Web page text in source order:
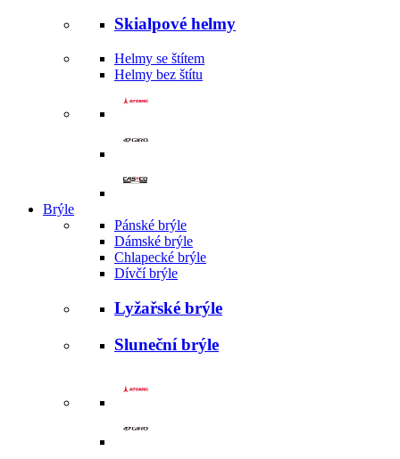
Skialpové helmy
Helmy se štítem
Helmy bez štítu
Brýle
Pánské brýle
Dámské brýle
Chlapecké brýle
Dívčí brýle
Lyžařské brýle
Sluneční brýle